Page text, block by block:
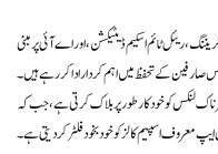
ریئل ٹائم اسکیم ڈیٹیکشن، اور اے آئی پر مبنی
صارفین کے تحفظ میں اہم کردار ادا کر رہے ہیں۔
لنکس کو خودکار طور پر بلاک کرتی ہے، جب کہ
معروف اسپیم کالز کو خود بخود فلٹر کر دیتی ہے۔